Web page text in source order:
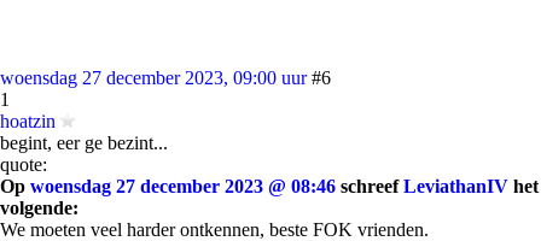
woensdag 27 december 2023, 09:00 uur #6
1
hoatzin
begint, eer ge bezint...
quote:
Op woensdag 27 december 2023 @ 08:46 schreefLeviathanIV het
volgende:
We moeten veel harder ontkennen, beste FOK vrienden.